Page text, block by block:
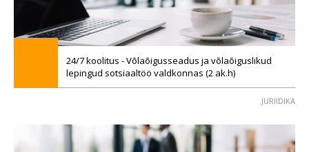
24/7 koolitus - Võlaõigusseadus ja võlaõiguslikud
lepingud sotsiaaltöö valdkonnas (2 ak.h)
JURIIDIKA